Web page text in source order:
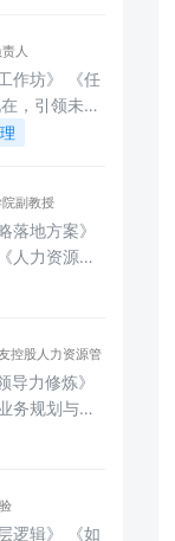
效率》《人
养核心后备
：用精益管
坊》返聘
的目标管
成功的绩效
聘辅导与人
则《性格解
坊》《条分
巧》《礼
破局开新
工作坊》
》《行动学
营商营销训
：
特训营》
闭环实战
人
》 《任
师授课技
副教授
落地方案》
人力资源管
力》《领导
控股人力资源管
导力修炼》
务规划与解
《卓有成效
战略视角下
》 《如